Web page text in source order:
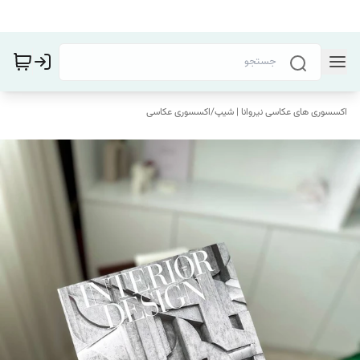
اکسسوری های عکاسی نیروانا | شیپ/اکسسوری عکاسی